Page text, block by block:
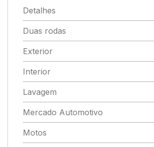
Detalhes
Duas rodas
Exterior
Interior
Lavagem
Mercado Automotivo
Motos